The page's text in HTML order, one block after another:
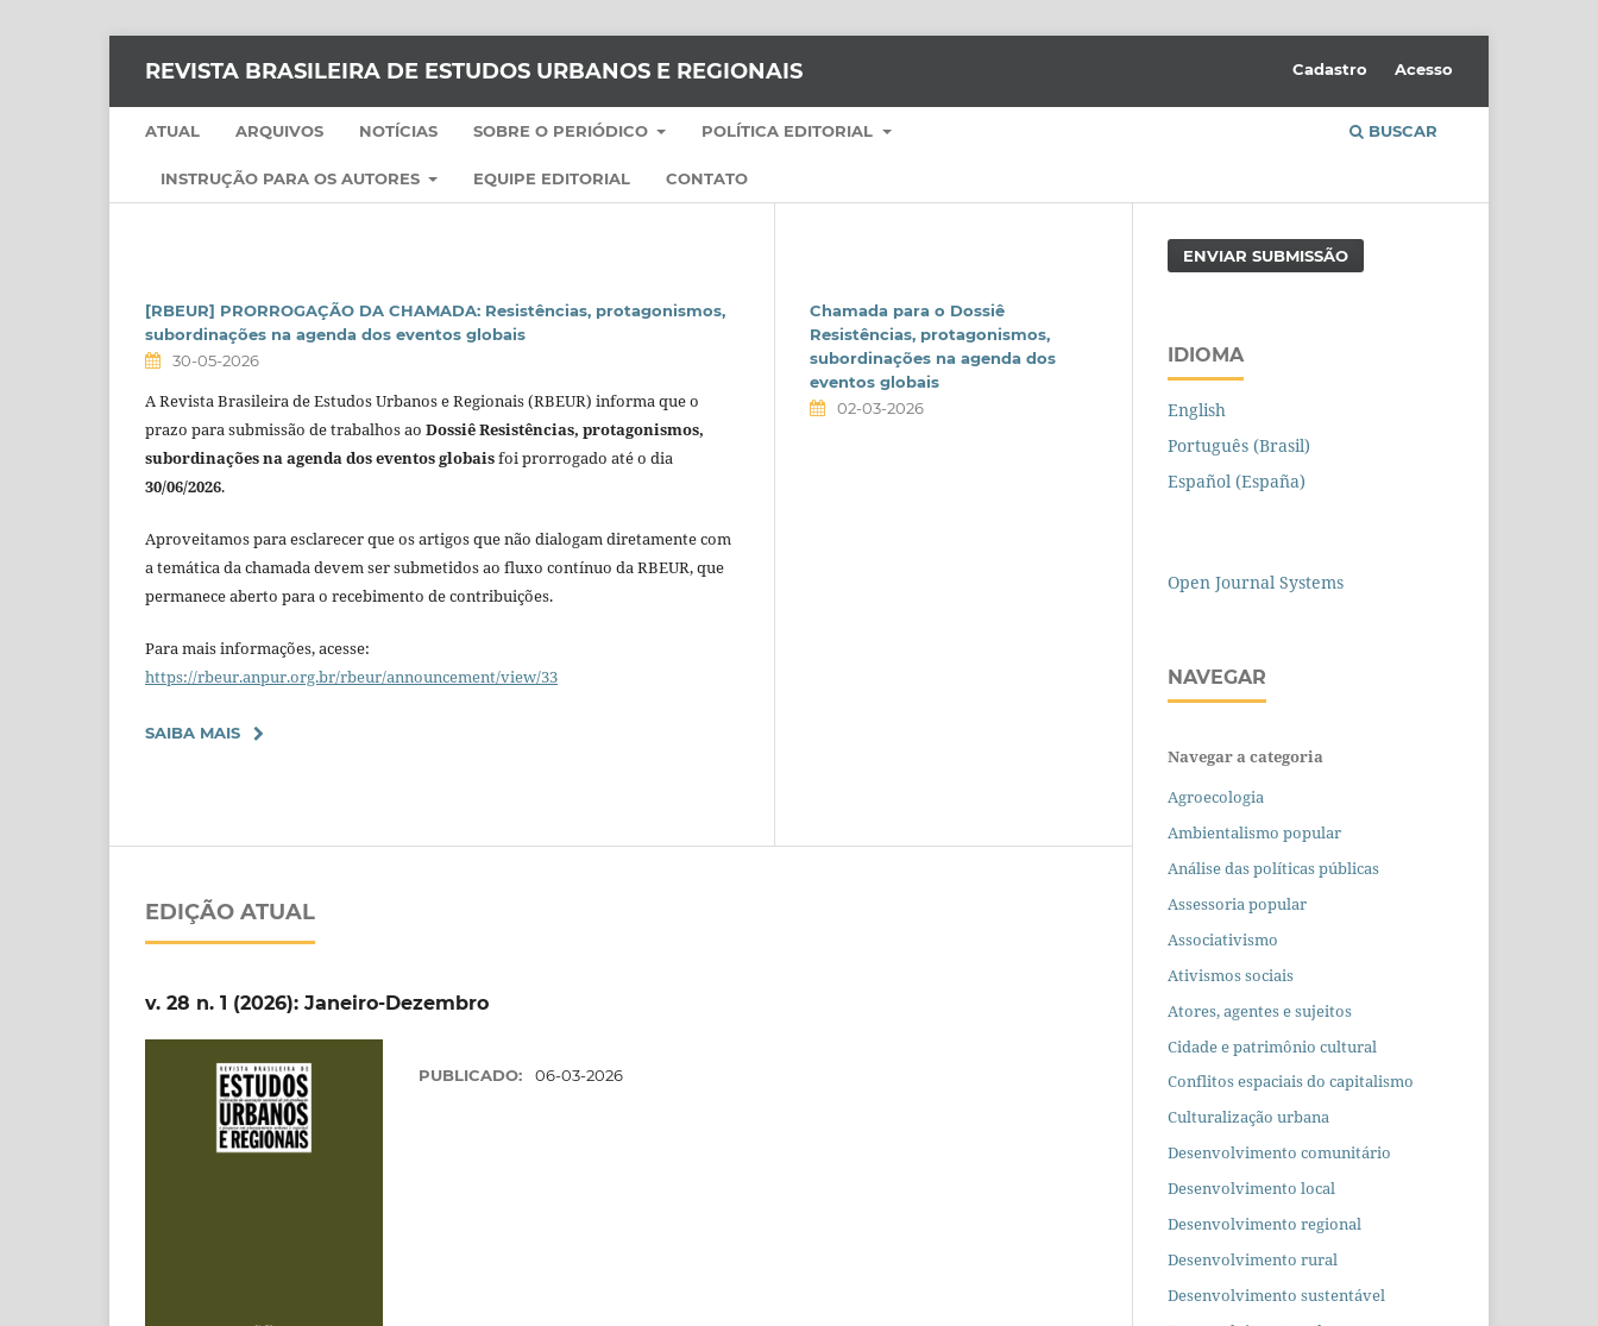
REVISTA BRASILEIRA DE ESTUDOS URBANOS E REGIONAIS
ATUAL ARQUIVOS NOTÍCIAS SOBRE O PERIÓDICO POLÍTICA EDITORIAL
INSTRUÇÃO PARA OS AUTORES EQUIPE EDITORIAL CONTATO
BUSCAR
Cadastro Acesso
[RBEUR] PRORROGAÇÃO DA CHAMADA: Resistências, protagonismos,
subordinações na agenda dos eventos globais
30-05-2026
A Revista Brasileira de Estudos Urbanos e Regionais (RBEUR) informa que o
prazo para submissão de trabalhos ao Dossiê Resistências, protagonismos,
subordinações na agenda dos eventos globaisfoi prorrogado até o dia
30/06/2026.
Aproveitamos para esclarecer que os artigos que não dialogam diretamente com
a temática da chamada devem ser submetidos ao fluxo contínuo da RBEUR, que
permanece aberto para o recebimento de contribuições.
Para mais informações, acesse:
https://rbeur.anpur.org.br/rbeur/announcement/view/33
SAIBA MAIS
Chamada para o Dossiê
Resistências, protagonismos,
subordinações na agenda dos
eventos globais
02-03-2026
EDIÇÃO ATUAL
v. 28 n. 1 (2026): Janeiro-Dezembro
PUBLICADO: 06-03-2026
ENVIAR SUBMISSÃO
IDIOMA
English
Português (Brasil)
Español (España)
Open Journal Systems
NAVEGAR
Navegar a categoria
Agroecologia
Ambientalismo popular
Análise das políticas públicas
Assessoria popular
Associativismo
Ativismos sociais
Atores, agentes e sujeitos
Cidade e patrimônio cultural
Conflitos espaciais do capitalismo
Culturalização urbana
Desenvolvimento comunitário
Desenvolvimento local
Desenvolvimento regional
Desenvolvimento rural
Desenvolvimento sustentável